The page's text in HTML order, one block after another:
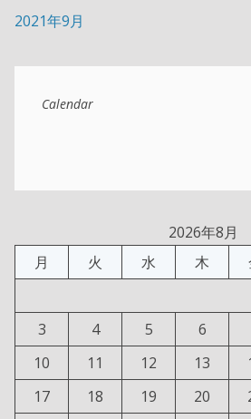
2021年9月
Calendar
2026年8月
月
火 水 木
3
4 5 6
10
11 12 13
17
18 19 20